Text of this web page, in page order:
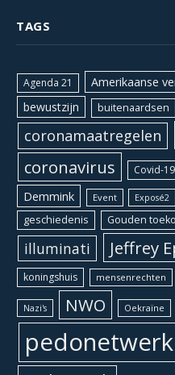
TAGS
Agenda 21 Amerikaanse
bewustzijn buitenaardsen
coronamaatregelen
coronavirus Covid-
Demmink Event Exposé2
geschiedenis Gouden
illuminati Jeffrey
koningshuis mensenrechten
Nazi's NWO Oekraïne